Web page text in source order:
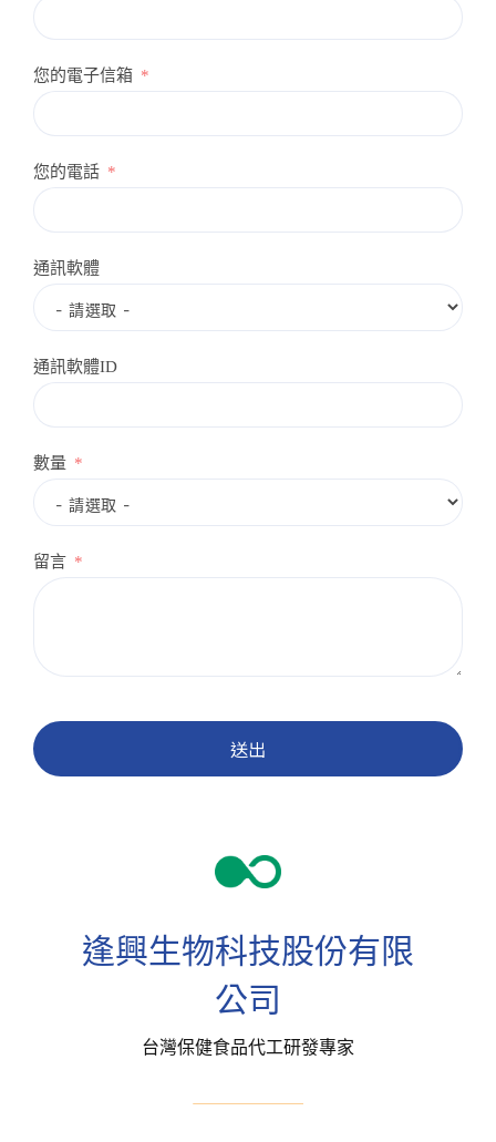
逢興生物科技股份有限
公司
台灣保健食品代工研發專家
您的電子信箱
您的電話
通訊軟體
通訊軟體ID
數量
留言
送出